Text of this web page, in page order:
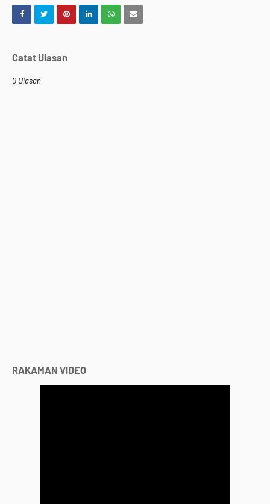
Catat Ulasan
0 Ulasan
RAKAMAN VIDEO